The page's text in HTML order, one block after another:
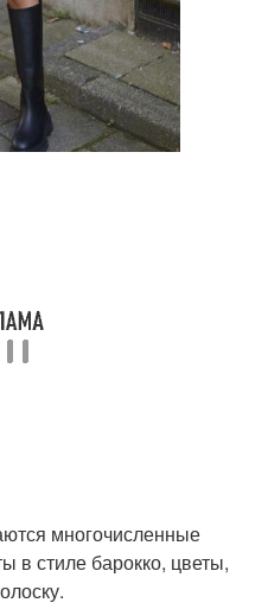
многочисленные
в стиле барокко, цветы,